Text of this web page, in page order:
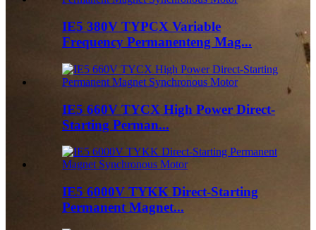
IE5 380V TYPCX Variable
Frequency Permanenteng Mag...
IE5 660V TYCX High Power Direct-
Starting Perman...
IE5 6000V TYKK Direct-Starting
Permanent Magnet...